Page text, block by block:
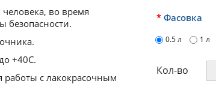
человека, во время
безопасности.
+40С.
работы с лакокрасочным
Фасовка
0.5 л 1 л
Кол-во